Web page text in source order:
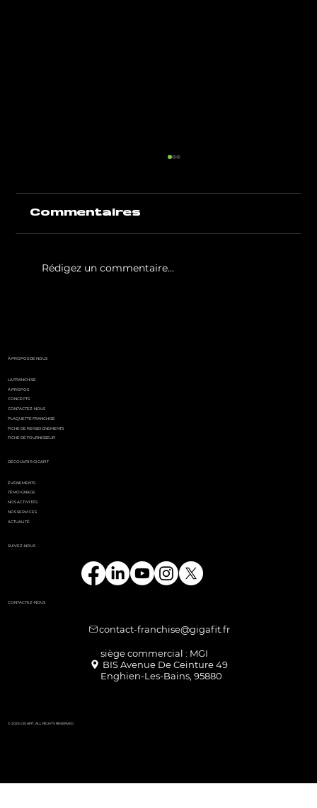
Commentaires
Rédigez un commentaire...
DÉCOUVRIR GIGAFIT
ÉVÉNEMENTS
TÉMOIGNAGE
NOS ACTIVITÉS
NOS SERVICES
ACTUALITÉ
CONTACTEZ-NOUS
contact-franchise@gigafit.fr
Enghien-Les-Bains, 95880
À PROPOS DE NOUS
LA FRANCHISE
À PROPOS
CONCEPTS
CONTACTEZ-NOUS
PLAQUETTE FRANCHISE
FICHE DE RENSEIGNEMENTS
FICHE DE FOURNISSEUR
SUIVEZ-NOUS
© 2025 GIGAFIT. ALL RIGHTS RESERVED.